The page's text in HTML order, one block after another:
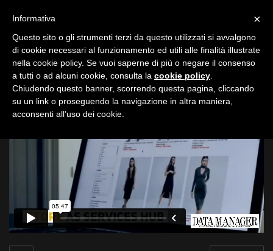
All
×
Informativa
Questo sito o gli strumenti terzi da questo utilizzati si avvalgono
di cookie necessari al funzionamento ed utili alle finalità illustrate
nella cookie policy. Se vuoi saperne di più o negare il consenso
a tutti o ad alcuni cookie, consulta la cookie policy
Chiudendo questo banner, scorrendo questa pagina, cliccando
su un link o proseguendo la navigazione in altra maniera,
acconsenti all’uso dei cookie.